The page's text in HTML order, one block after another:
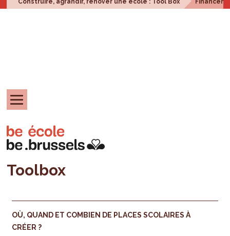
Construire, agrandir, rénover une école : Tool Box
Toolbox
OÙ, QUAND ET COMBIEN DE PLACES SCOLAIRES À
CRÉER ?